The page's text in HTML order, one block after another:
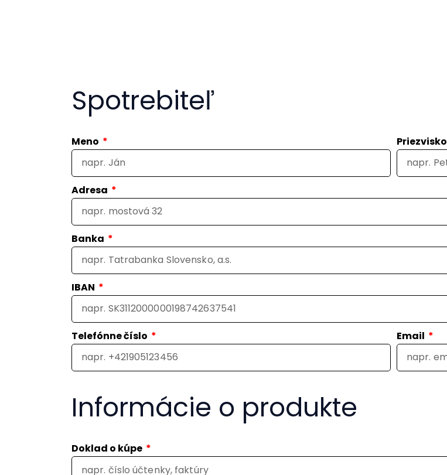
Spotrebiteľ
Meno Priezvisko
Adresa
Banka
IBAN
Telefónne číslo Email
Informácie o produkte
Doklad o kúpe